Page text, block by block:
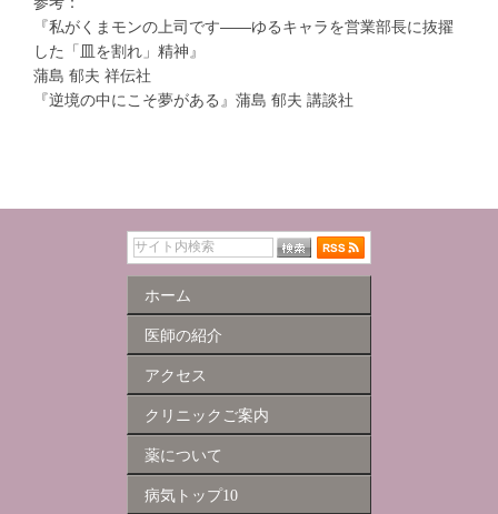
『私がくまモンの上司です――ゆるキャラを営業部長に抜擢
した「皿を割れ」精神』
蒲島 郁夫 祥伝社
『逆境の中にこそ夢がある』蒲島 郁夫 講談社
ホーム
医師の紹介
アクセス
クリニックご案内
薬について
病気トップ10